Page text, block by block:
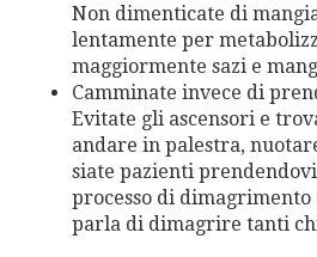
Non dimenticate di
lentamente per
maggiormente sazi e
Camminate invece di
Evitate gli ascensori e
andare in palestra,
siate pazienti
processo di dimagrimento
parla di dimagrire tanti